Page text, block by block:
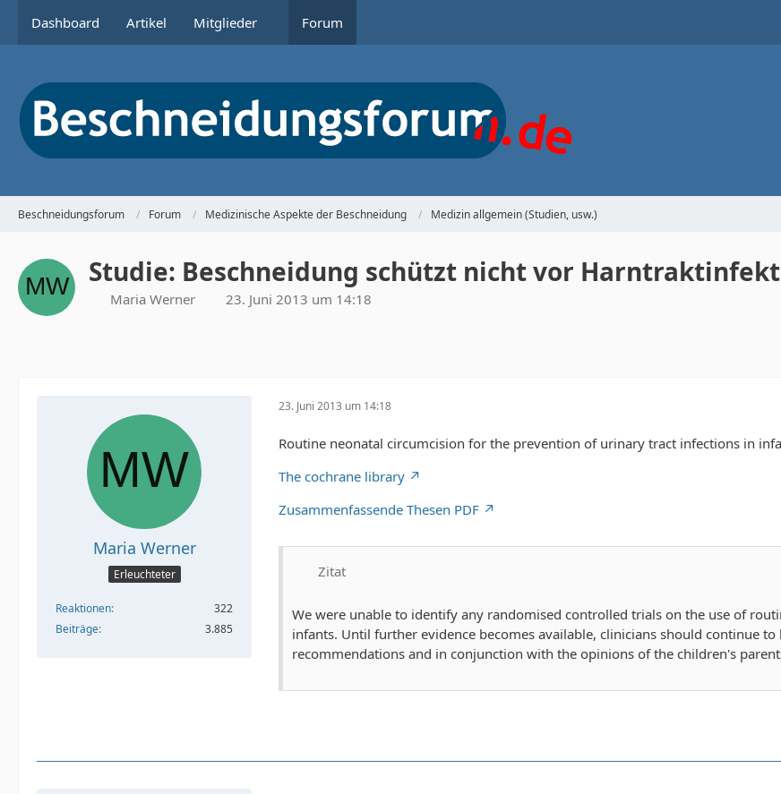
Dashboard Artikel Mitglieder Forum
Beschneidungsforum Forum Medizinische Aspekte der Beschneidung Medizin allgemein (Studien, usw.)
Studie: Beschneidung schützt nicht vor
Maria Werner 23. Juni 2013 um 14:18
Maria Werner
Erleuchteter
Reaktionen
322
Beiträge
3.885
23. Juni 2013 um 14:18
Routine neonatal circumcision for the prevention of urinary tract infections in
The cochrane library
Zusammenfassende Thesen PDF
Zitat
We were unable to identify any randomised controlled trials on the use of
infants. Until further evidence becomes available, clinicians should continue
recommendations and in conjunction with the opinions of the children's